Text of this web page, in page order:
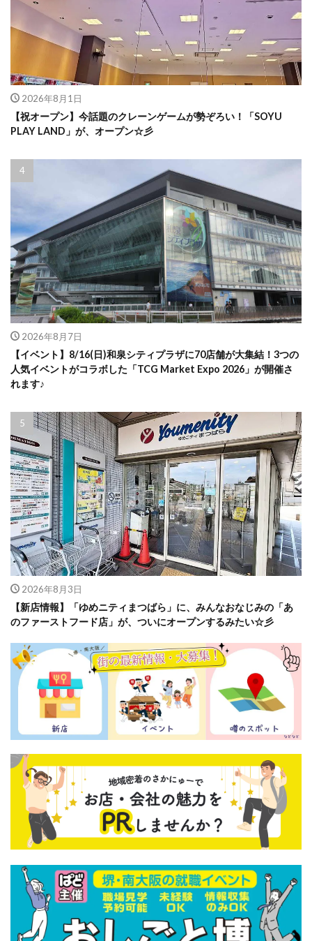
2026年8月1日
【祝オープン】今話題のクレーンゲームが勢ぞろい！「SOYU
PLAY LAND」が、オープン☆彡
2026年8月7日
【イベント】8/16(日)和泉シティプラザに70店舗が大集結！3つの
人気イベントがコラボした「TCG Market Expo 2026」が開催さ
れます♪
2026年8月3日
【新店情報】「ゆめニティまつばら」に、みんなおなじみの「あ
のファーストフード店」が、ついにオープンするみたい☆彡